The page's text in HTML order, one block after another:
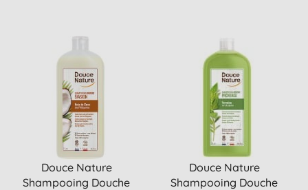
Douce Nature
Shampooing Douche
Douce Nature
Shampooing Douche